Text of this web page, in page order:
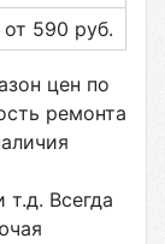
от 590 руб.
цен по
ремонта
Всегда